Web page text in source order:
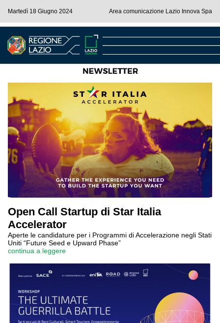
Martedì 18 Giugno 2024 Area comunicazione Lazio Innova Spa
Open Call Startup di Star Italia
Accelerator
Aperte le candidature per i Programmi di Accelerazione negli Stati
Uniti “Future Seed e Upward Phase”
continua a leggere